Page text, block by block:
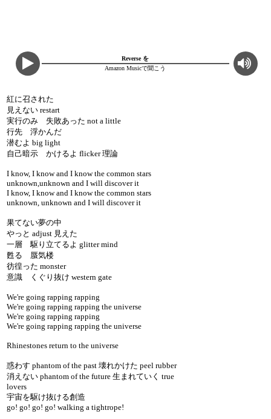
Reverse を
Amazon Musicで聞こう
紅に召された
見えない restart
実行のみ 失敗あった not a little
行先 浮かんだ
潜むよ big light
自己暗示 かけるよ flicker 理論
I know, I know and I know the common stars
unknown,unknown and I will discover it
I know, I know and I know the common stars
unknown, unknown and I will discover it
果てない夢の中
やっと adjust 見えた
一層 駆り立てるよ glitter mind
甦る 蜃気楼
彷徨った monster
意識 くぐり抜け western gate
We're going rapping rapping
We're going rapping rapping the universe
We're going rapping rapping
We're going rapping rapping the universe
Rhinestones return to the universe
惑わす phantom of the past 壊れかけた peel rubber
消えない phantom of the future 生まれていく true
lovers
宇宙を駆け抜ける創造
go! go! go! go! walking a tightrope!